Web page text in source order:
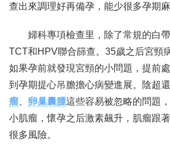
查出來調理好再備孕，能少很多孕期麻
婦科專項檢查里，除了常規的白
TCT和HPV聯合篩查。35歲之后宮頸
如果孕前就發現宮頸的小問題，提前
到孕期提心吊膽擔心病變進展。陰超
瘤
卵巢囊腫這些容易被忽略的問題
小肌瘤，懷孕之后激素飆升，肌瘤跟
很多風險。